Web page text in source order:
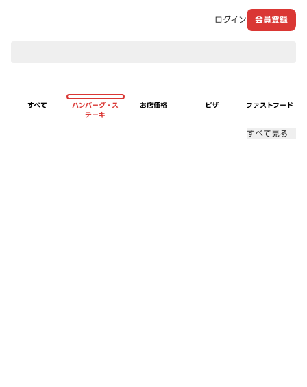
ログイン 会員登録
すべて
ハンバーグ・ス
テーキ
お店価格 ピザ ファストフード
すべて見る